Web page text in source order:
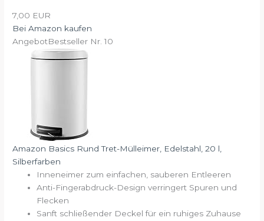
7,00 EUR
Bei Amazon kaufen
AngebotBestseller Nr. 10
Amazon Basics Rund Tret-Mülleimer, Edelstahl, 20 l,
Silberfarben
Inneneimer zum einfachen, sauberen Entleeren
Anti-Fingerabdruck-Design verringert Spuren und
Flecken
Sanft schließender Deckel für ein ruhiges Zuhause